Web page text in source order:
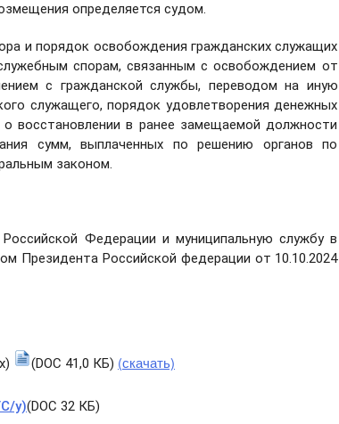
определяется судом.
и порядок освобождения гражданских служащих
спорам, связанным с освобождением от
с гражданской службы, переводом на иную
служащего, порядок удовлетворения денежных
восстановлении в ранее замещаемой должности
сумм, выплаченных по решению органов по
законом.
Федерации и муниципальную службу в
Президента Российской федерации от 10.10.2024
(DOC 41,0 КБ) (скачать)
у)(DOC 32 КБ)